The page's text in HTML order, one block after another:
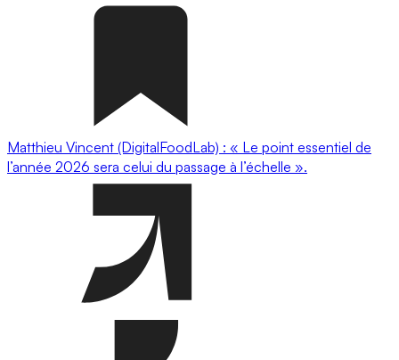
Matthieu Vincent (DigitalFoodLab) : « Le point essentiel de
l’année 2026 sera celui du passage à l’échelle ».